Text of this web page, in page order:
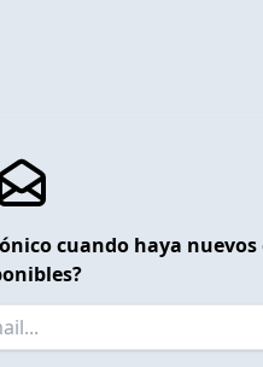
cuando haya nuevos